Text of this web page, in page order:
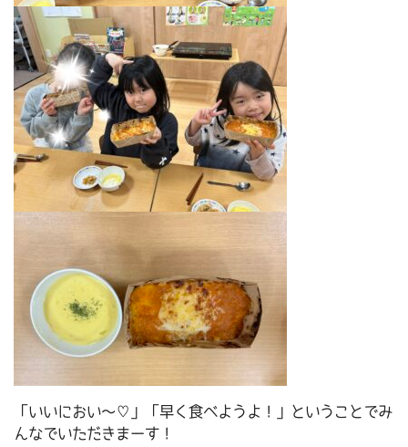
「いいにおい～♡」「早く食べようよ！」ということでみ
んなでいただきまーす！